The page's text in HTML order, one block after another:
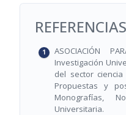
REFERENCIAS
ASOCIACIÓN
Investigación
del sector
Propuestas y
Monografías,
Universitaria.